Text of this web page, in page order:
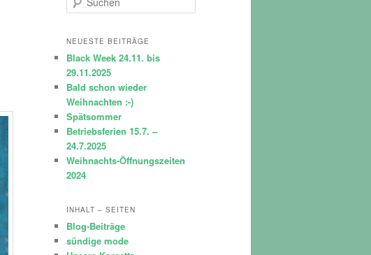
u
h
n
NEUESTE BEITRÄGE
Black Week 24.11. bis
29.11.2025
Bald schon wieder
Weihnachten :-)
Spätsommer
Betriebsferien 15.7. –
24.7.2025
Weihnachts-Öffnungszeiten
2024
INHALT – SEITEN
Blog-Beiträge
sündige mode